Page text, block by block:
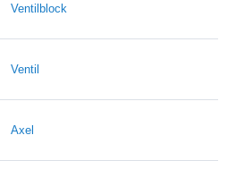
Ventilblock
Ventil
Axel